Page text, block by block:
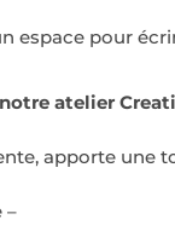
espace pour
notre atelier
apporte
–